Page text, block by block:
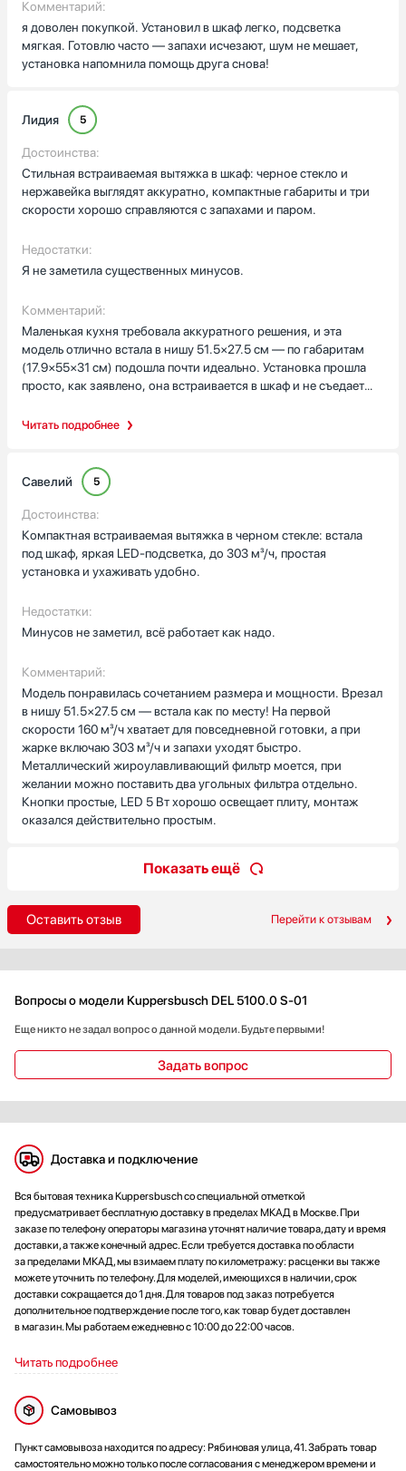
Комментарий:
я доволен покупкой. Установил в шкаф легко, подсветка
мягкая. Готовлю часто — запахи исчезают, шум не мешает,
установка напомнила помощь друга снова!
Читать подробнее
Лидия 5
Достоинства:
Стильная встраиваемая вытяжка в шкаф: черное стекло и
нержавейка выглядят аккуратно, компактные габариты и три
скорости хорошо справляются с запахами и паром.
Недостатки:
Я не заметила существенных минусов.
Комментарий:
Маленькая кухня требовала аккуратного решения, и эта
модель отлично встала в нишу 51.5×27.5 см — по габаритам
(17.9×55×31 см) подошла почти идеально. Установка прошла
просто, как заявлено, она встраивается в шкаф и не съедает
отвода и циркуляции, поэтому при необходимости поставила
мм даёт представление о подключении, если решите вывести
воздух наружу.
Три скорости и производительность от 160 до 303 м³/ч
оказались достаточными: при жарке лука и рыбы ставлю
среднюю или максимальную скорость — запах уходит быстро,
слышно, но терпимо. Один мотор, потребляемая мощность
180 Вт, класс энергопотребления D — учла это при расчёте
Понравилось LED-освещение (5 Вт) — свет направлен на плиту
и реально помогает, когда готовлю вечером. Управление
электронное, кнопочное — простое и понятное, без лишних
наворотов. Жировой металлический фильтр один, и есть
возможность поставить угольные фильтры для циркуляции —
это важно для тех, у кого нет воздуховода. Цвет чёрное стекло
с нержавеющей окантовкой смотрится современно и не
бросается в глаза. Единственное, на что стоит смотреть при
функциональностью и компактностью, использую с
Савелий 5
Достоинства:
Компактная встраиваемая вытяжка в черном стекле: встала
под шкаф, яркая LED-подсветка, до 303 м³/ч, простая
установка и ухаживать удобно.
Недостатки:
Минусов не заметил, всё работает как надо.
Комментарий:
Модель понравилась сочетанием размера и мощности. Врезал
в нишу 51.5×27.5 см — встала как по месту! На первой
скорости 160 м³/ч хватает для повседневной готовки, а при
жарке включаю 303 м³/ч и запахи уходят быстро.
Металлический жироулавливающий фильтр моется, при
желании можно поставить два угольных фильтра отдельно.
Кнопки простые, LED 5 Вт хорошо освещает плиту, монтаж
оказался действительно простым.
Оставить отзыв
Показать ещё
Перейти к отзывам
Вопросы о модели Kuppersbusch DEL 5100.0 S-01
Еще никто не задал вопрос о данной модели. Будьте первыми!
Задать вопрос
Доставка и подключение
Вся бытовая техника Kuppersbusch со специальной отметкой
предусматривает бесплатную доставку в пределах МКАД в Москве. При
заказе по телефону операторы магазина уточнят наличие товара, дату и время
доставки, а также конечный адрес. Если требуется доставка по области
за пределами МКАД, мы взимаем плату по километражу: расценки вы также
можете уточнить по телефону. Для моделей, имеющихся в наличии, срок
доставки сокращается до 1 дня. Для товаров под заказ потребуется
дополнительное подтверждение после того, как товар будет доставлен
в магазин. Мы работаем ежедневно с 10:00 до 22:00 часов.
Читать подробнее
Самовывоз
Пункт самовывоза находится по адресу: Рябиновая улица, 41. Забрать товар
самостоятельно можно только после согласования с менеджером времени и